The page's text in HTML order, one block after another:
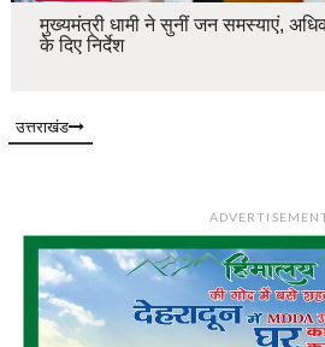
मुख्यमंत्री धामी ने सुनीं जन समस्याएं,
के दिए निर्देश
उत्तराखंड